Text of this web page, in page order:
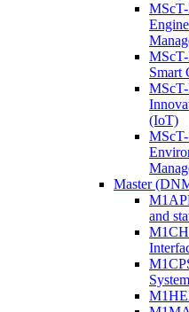
Smart
(IoT)
Master
and